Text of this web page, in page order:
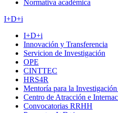
Normativa académica
I+D+i
I+D+i
Innovación y Transferencia
Servicion de Investigación
OPE
CINTTEC
HRS4R
Mentoría para la
Centro de Atracción e
Convocatorias RRHH